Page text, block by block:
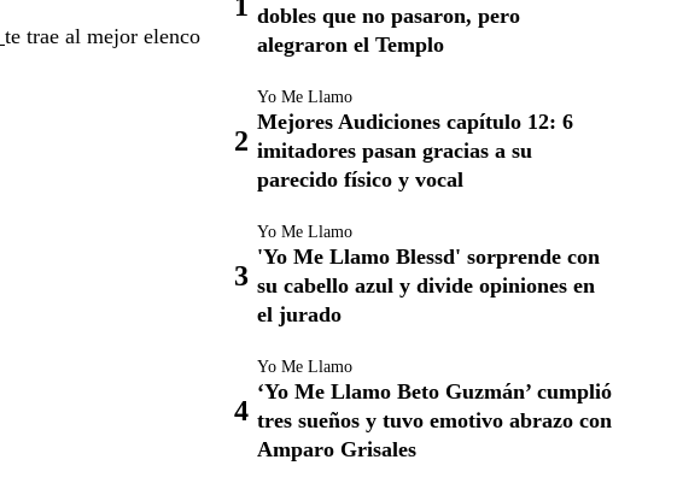
te trae al mejor elenco
dobles que no pasaron, pero
alegraron el Templo
Yo Me Llamo
Mejores Audiciones capítulo 12: 6
imitadores pasan gracias a su
parecido físico y vocal
Yo Me Llamo
'Yo Me Llamo Blessd' sorprende con
su cabello azul y divide opiniones en
el jurado
Yo Me Llamo
‘Yo Me Llamo Beto Guzmán’ cumplió
tres sueños y tuvo emotivo abrazo con
Amparo Grisales